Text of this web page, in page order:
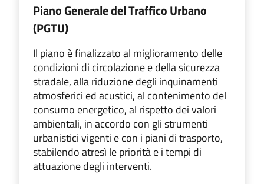
Piano Generale del Traffico Urbano
(PGTU)
Il piano è finalizzato al miglioramento delle
condizioni di circolazione e della sicurezza
stradale, alla riduzione degli inquinamenti
atmosferici ed acustici, al contenimento del
consumo energetico, al rispetto dei valori
ambientali, in accordo con gli strumenti
urbanistici vigenti e con i piani di trasporto,
stabilendo atresì le priorità e i tempi di
attuazione degli interventi.